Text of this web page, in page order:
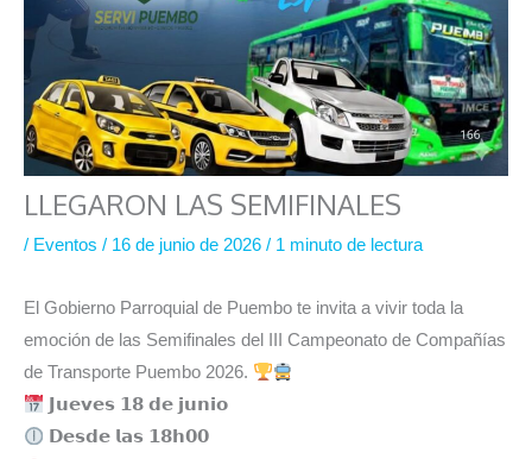
LLEGARON LAS SEMIFINALES
/ Eventos / 16 de junio de 2026 / 1 minuto de lectura
El Gobierno Parroquial de Puembo te invita a vivir toda la
emoción de las Semifinales del III Campeonato de Compañías
de Transporte Puembo 2026.
𝗝𝘂𝗲𝘃𝗲𝘀 𝟭𝟴 𝗱𝗲 𝗷𝘂𝗻𝗶𝗼
𝗗𝗲𝘀𝗱𝗲 𝗹𝗮𝘀 𝟭𝟴𝗵𝟬𝟬